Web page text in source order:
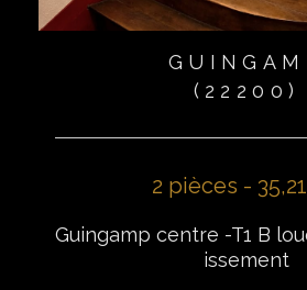
(22200)
2 pièces -
Guingamp centre -T1 B
issement